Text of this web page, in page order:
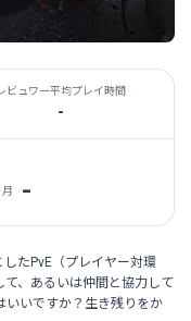
ビュワー平均プレイ時間
-
-
たPvE（プレイヤー対環
、あるいは仲間と協力して
いいですか？生き残りをか